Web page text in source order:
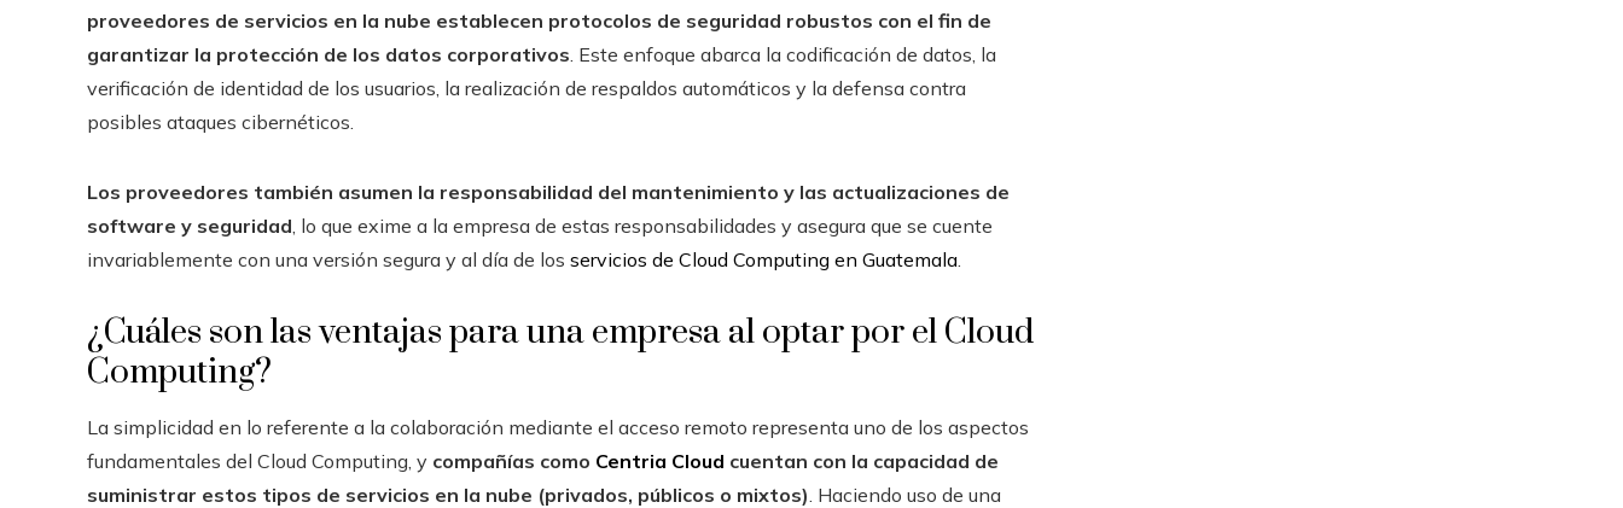
proveedores de servicios en la nube establecen protocolos de seguridad robustos con el fin de
garantizar la protección de los datos corporativos . Este enfoque abarca la codificación de datos, la
verificación de identidad de los usuarios, la realización de respaldos automáticos y la defensa contra
posibles ataques cibernéticos.
Los proveedores también asumen la responsabilidad del mantenimiento y las actualizaciones de
software y seguridad , lo que exime a la empresa de estas responsabilidades y asegura que se cuente
invariablemente con una versión segura y al día de los servicios de Cloud Computing en Guatemala
¿Cuáles son las ventajas para una empresa al optar por el Cloud
Computing?
La simplicidad en lo referente a la colaboración mediante el acceso remoto representa uno de los aspectos
fundamentales del Cloud Computing, y compañías como Centria Cloud cuentan con la capacidad de
suministrar estos tipos de servicios en la nube (privados, públicos o mixtos) . Haciendo uso de una